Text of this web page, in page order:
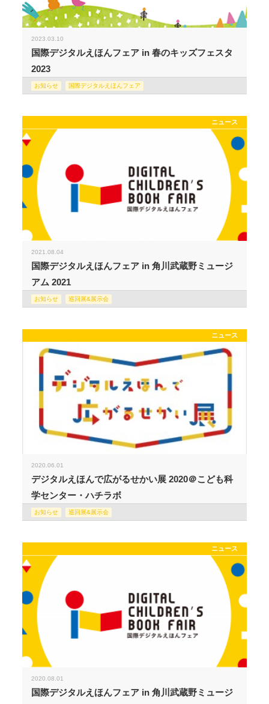
2023.03.10
国際デジタルえほんフェア in 春のキッズフェスタ
2023
お知らせ 国際デジタルえほんフェア
ニュース
2021.08.04
国際デジタルえほんフェア in 角川武蔵野ミュージ
アム 2021
お知らせ 巡回展&展示会
ニュース
2020.06.01
デジタルえほんで広がるせかい展 2020＠こども科
学センター・ハチラボ
お知らせ 巡回展&展示会
ニュース
2020.08.01
国際デジタルえほんフェア in 角川武蔵野ミュージ